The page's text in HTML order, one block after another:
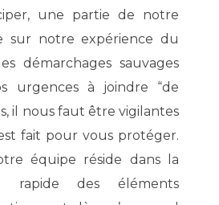
une partie de notre
sur notre expérience du
démarchages sauvages
urgences à joindre “de
il nous faut être vigilantes
fait pour vous protéger.
équipe réside dans la
rapide des éléments